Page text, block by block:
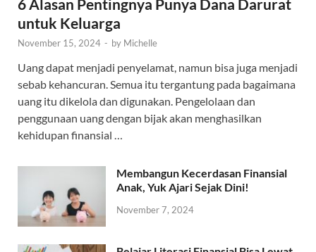
6 Alasan Pentingnya Punya Dana Darurat
untuk Keluarga
November 15, 2024 - by Michelle
Uang dapat menjadi penyelamat, namun bisa juga menjadi
sebab kehancuran. Semua itu tergantung pada bagaimana
uang itu dikelola dan digunakan. Pengelolaan dan
penggunaan uang dengan bijak akan menghasilkan
kehidupan finansial …
Membangun Kecerdasan Finansial
Anak, Yuk Ajari Sejak Dini!
November 7, 2024